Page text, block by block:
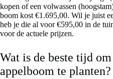
kopen of een volwassen
boom kost €1.695,00. Wil je juist
heb je die al voor €595,00 in de
voor de actuele prijzen.
Wat is de beste tijd
appelboom te planten?